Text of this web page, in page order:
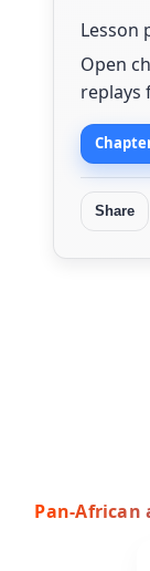
Lesson
Open
replays
Share
Pan-African